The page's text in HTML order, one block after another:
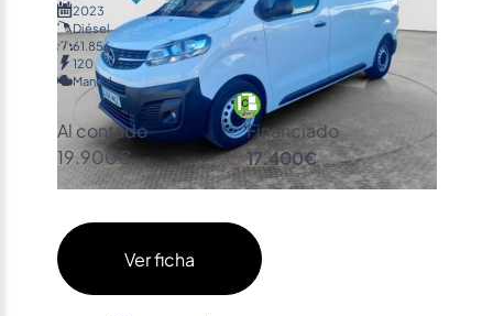
2023
Diésel
61.856
120
Manual
Al contado
19.900€
Financiado
17.400€
Ver ficha